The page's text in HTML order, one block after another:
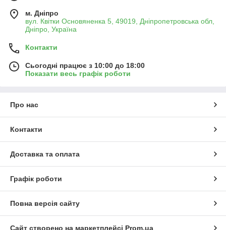
м. Дніпро
вул. Квітки Основяненка 5, 49019, Дніпропетровська обл,
Дніпро, Україна
Контакти
Сьогодні працює з 10:00 до 18:00
Показати весь графік роботи
Про нас
Контакти
Доставка та оплата
Графік роботи
Повна версія сайту
Сайт створено на маркетплейсі Prom.ua